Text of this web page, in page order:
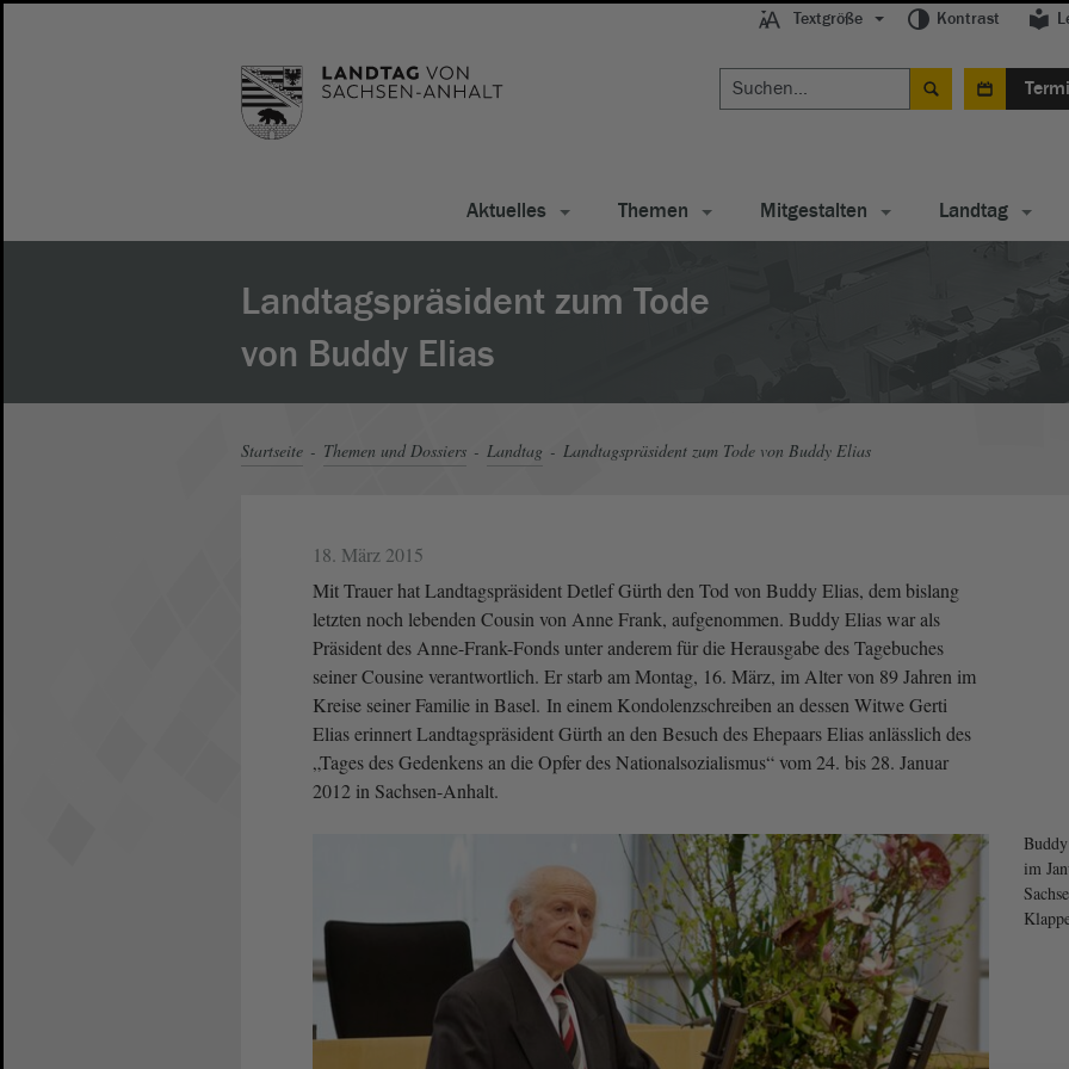
Textgröße Kontrast
Aktuelles Themen Mitgestalten Landtag
Landtagspräsident zum Tode
von Buddy Elias
Startseite Themen und Dossiers Landtag Landtagspräsident zum Tode von Buddy Elias
18. März 2015
Mit Trauer hat Landtagspräsident Detlef Gürth den Tod von Buddy Elias, dem bislang
letzten noch lebenden Cousin von Anne Frank, aufgenommen. Buddy Elias war als
Präsident des Anne-Frank-Fonds unter anderem für die Herausgabe des Tage­buches
seiner Cousine verantwortlich. Er starb am Montag, 16. März, im Alter von 89 Jahren im
Kreise seiner Familie in Basel. In einem Kondolenzschreiben an dessen Witwe Gerti
Elias erinnert Landtagspräsident Gürth an den Besuch des Ehepaars Elias anlässlich des
„Tages des Gedenkens an die Opfer des Nationalsozialismus“ vom 24. bis 28. Januar
2012 in Sachsen-An­halt.
im